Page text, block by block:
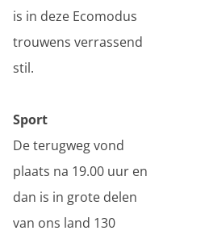
is in deze Ecomodus
trouwens verrassend
stil.
Sport
De terugweg vond
plaats na 19.00 uur en
dan is in grote delen
van ons land 130